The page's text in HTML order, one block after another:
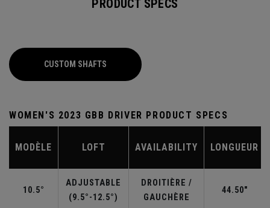
PRODUCT SPECS
CUSTOM SHAFTS
WOMEN'S 2023 GBB DRIVER PRODUCT SPECS
MODÈLE LOFT AVAILABILITY LONGUEUR
10.5°
ADJUSTABLE
(9.5°-12.5°)
DROITIÈRE /
GAUCHÈRE
44.50"